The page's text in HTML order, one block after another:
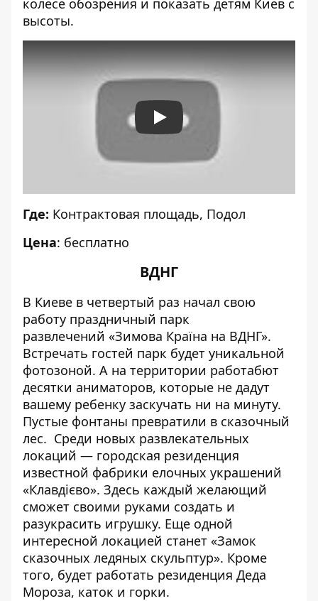
высоты.
Play
Где: Контрактовая площадь, Подол
Цена: бесплатно
ВДНГ
В Киеве в четвертый раз начал свою
работу праздничный парк
развлечений «Зимова Країна на ВДНГ».
Встречать гостей парк будет уникальной
фотозоной. А на территории работабют
десятки аниматоров, которые не дадут
вашему ребенку заскучать ни на минуту.
Пустые фонтаны превратили в сказочный
лес. Среди новых развлекательных
локаций — городская резиденция
известной фабрики елочных украшений
«Клавдієво». Здесь каждый желающий
сможет своими руками создать и
разукрасить игрушку. Еще одной
интересной локацией станет «Замок
сказочных ледяных скульптур». Кроме
того, будет работать резиденция Деда
Мороза, каток и горки.